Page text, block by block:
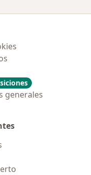
generales